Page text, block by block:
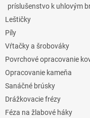
príslušenstvo k uhlovým
Leštičky
Píly
Vŕtačky a šrobováky
Povrchové opracovanie
Opracovanie kameňa
Sanáčné brúsky
Drážkovacie frézy
Féza na žlabové háky